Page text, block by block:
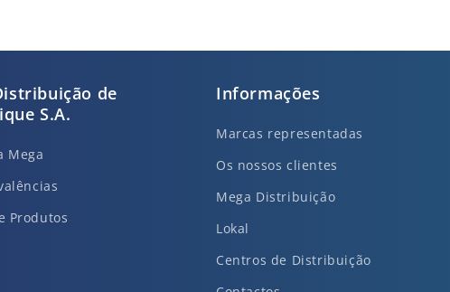
de
S.A.
Mega
Produtos
Informações
Marcas representadas
Os nossos clientes
Mega Distribuição
Lokal
Centros de Distribuição